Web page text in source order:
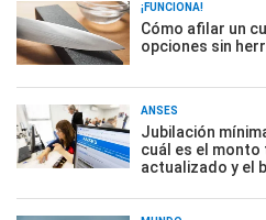
¡FUNCIONA!
Cómo afilar un
opciones sin
ANSES
Jubilación
cuál es el
actualizado y el